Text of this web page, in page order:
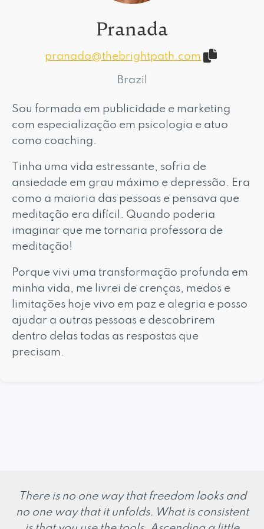
Pranada
pranada@thebrightpath.com
Brazil
Sou formada em publicidade e marketing
com especialização em psicologia e atuo
como coaching.
Tinha uma vida estressante, sofria de
ansiedade em grau máximo e depressão. Era
como a maioria das pessoas e pensava que
meditação era difícil. Quando poderia
imaginar que me tornaria professora de
meditação!
Porque vivi uma transformação profunda em
minha vida, me livrei de crenças, medos e
limitações hoje vivo em paz e alegria e posso
ajudar a outras pessoas e descobrirem
dentro delas todas as respostas que
precisam.
There is no one way that freedom looks and
no one way that it unfolds. What is consistent